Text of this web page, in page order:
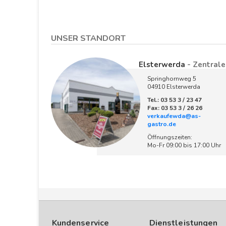
UNSER STANDORT
Elsterwerda - Zentrale
Springhornweg 5
04910 Elsterwerda
Tel.: 03 53 3 / 23 47
Fax: 03 53 3 / 26 26
verkaufewda@as-
gastro.de
Öffnungszeiten:
Mo-Fr 09:00 bis 17:00 Uhr
Kundenservice Dienstleistungen